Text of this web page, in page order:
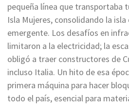
pequeña línea que transportaba
Isla Mujeres, consolidando la
emergente. Los desafíos en
limitaron a la electricidad; la
obligó a traer constructores de
incluso Italia. Un hito de esa
primera máquina para hacer
todo el país, esencial para